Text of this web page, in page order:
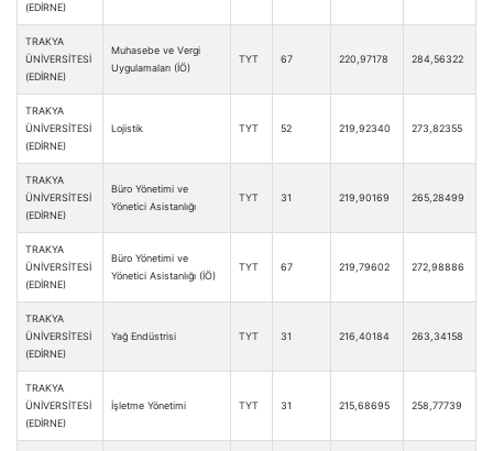
(EDİRNE)
TRAKYA
ÜNİVERSİTESİ
(EDİRNE)
Muhasebe ve Vergi
Uygulamaları (İÖ)
TYT 67 220,97178 284,56322
TRAKYA
ÜNİVERSİTESİ
(EDİRNE)
Lojistik TYT 52 219,92340 273,82355
TRAKYA
ÜNİVERSİTESİ
(EDİRNE)
Büro Yönetimi ve
Yönetici Asistanlığı
TYT 31 219,90169 265,28499
TRAKYA
ÜNİVERSİTESİ
(EDİRNE)
Büro Yönetimi ve
Yönetici Asistanlığı (İÖ)
TYT 67 219,79602 272,98886
TRAKYA
ÜNİVERSİTESİ
(EDİRNE)
Yağ Endüstrisi TYT 31 216,40184 263,34158
TRAKYA
ÜNİVERSİTESİ
(EDİRNE)
İşletme Yönetimi TYT 31 215,68695 258,77739